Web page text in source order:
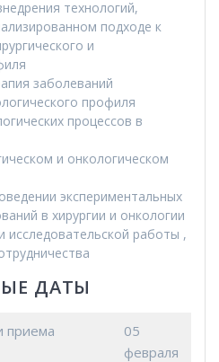
технологий,
подходе к
и
заболеваний
профиля
процессов в
и онкологическом
экспериментальных
в хирургии и онкологии
исследовательской работы ,
ДАТЫ
приема
05
февраля